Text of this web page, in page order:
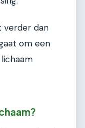
verder dan
om een